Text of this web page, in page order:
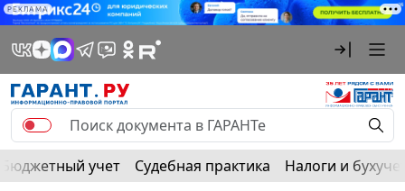
РЕКЛАМА
Бюджетный учет Судебная практика Налоги и